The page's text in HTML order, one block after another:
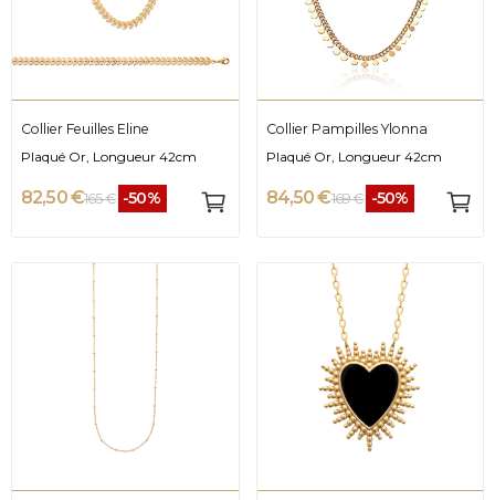
Collier Feuilles Eline
Plaqué Or, Longueur 42cm
82,50 €165 € -50%
Collier Pampilles Ylonna
Plaqué Or, Longueur 42cm
84,50 €169 € -50%